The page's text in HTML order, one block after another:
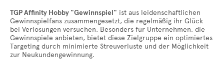
TGP Affinity Hobby "Gewinnspiel" ist aus leidenschaftlichen
Gewinnspielfans zusammengesetzt, die regelmäßig ihr Glück
bei Verlosungen versuchen. Besonders für Unternehmen, die
Gewinnspiele anbieten, bietet diese Zielgruppe ein optimiertes
Targeting durch minimierte Streuverluste und der Möglichkeit
zur Neukundengewinnung.